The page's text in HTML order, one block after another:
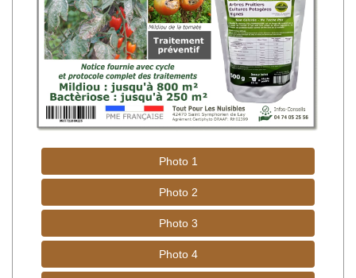
Photo 1
Photo 2
Photo 3
Photo 4